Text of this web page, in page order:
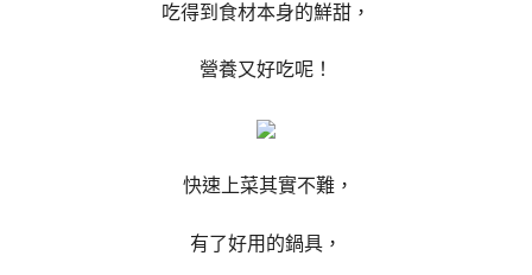
吃得到食材本身的鮮甜，
營養又好吃呢！
快速上菜其實不難，
有了好用的鍋具，